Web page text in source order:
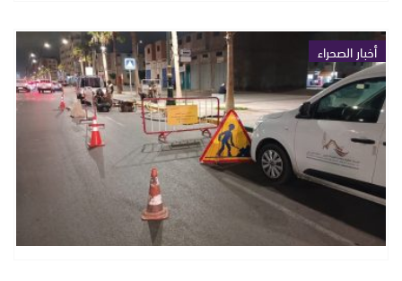
أخبار الصحراء